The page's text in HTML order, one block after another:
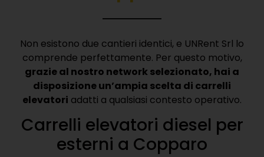
Non esistono due cantieri identici, e UNRent Srl lo
comprende perfettamente. Per questo motivo,
grazie al nostro network selezionato, hai a
disposizione un’ampia scelta di carrelli
elevatori adatti a qualsiasi contesto operativo.
Carrelli elevatori diesel per
esterni a Copparo